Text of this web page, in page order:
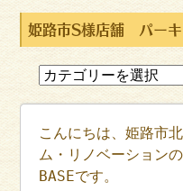
姫路市S様店舗 パー
こんにちは、姫路市
ム・リノベーション
BASEです。